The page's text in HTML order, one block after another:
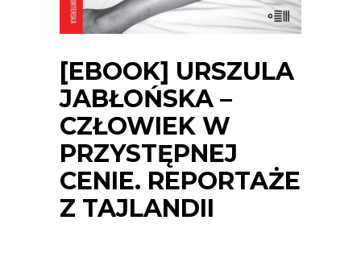
[EBOOK] URSZULA
JABŁOŃSKA –
CZŁOWIEK W
PRZYSTĘPNEJ
CENIE. REPORTAŻE
Z TAJLANDII